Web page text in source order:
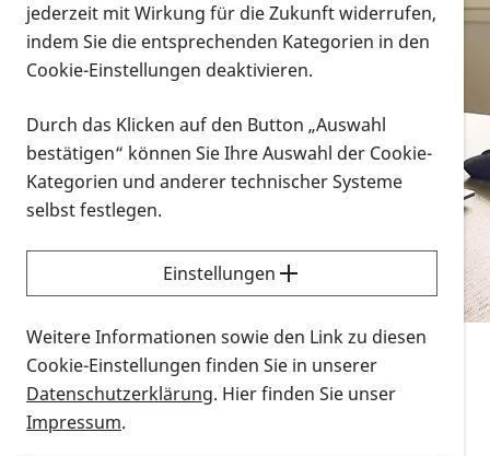
Infomaterial
Infomaterial
Vorlesen
Alle Infomaterialien in verschiedenen
Formaten an einem Ort
Sie möchten wissen, wie Sie nach Infonmaterial
suchen und dieses bestellen bzw. herunterladen
können? Schauen Sie sich dieErklärvideos zum
Thema Infomaterial auf der PRO RETINA-Website
für blinde und sehbehinderte Menschen an.
Auf dieser Seite finden Sie sämtliches Infomaterial
jederzeit mit Wirkung für die Zukunft widerrufen,
indem Sie die entsprechenden Kategorien in den
Cookie-Einstellungen deaktivieren.
Durch das Klicken auf den Button „Auswahl
bestätigen“ können Sie Ihre Auswahl der Cookie-
Kategorien und anderer technischer Systeme
selbst festlegen.
Einstellungen
Weitere Informationen sowie den Link zu diesen
Cookie-Einstellungen finden Sie in unserer
Datenschutzerklärung. Hier finden Sie unser
Impressum.